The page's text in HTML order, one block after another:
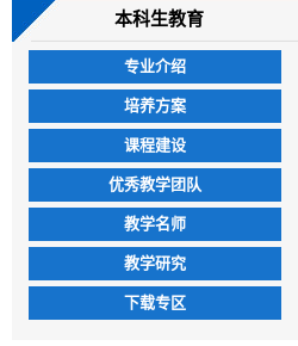
本科生教育
专业介绍
培养方案
课程建设
优秀教学团队
教学名师
教学研究
下载专区